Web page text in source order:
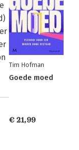
Tim Hofman
Goede moed
€ 21,99